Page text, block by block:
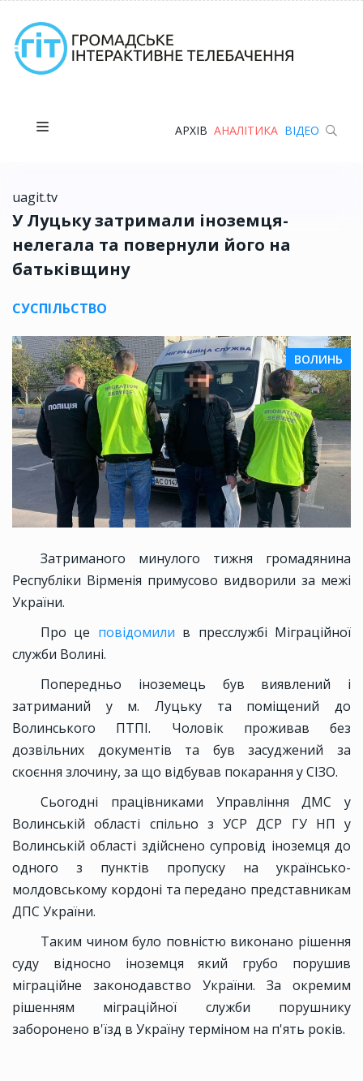
АРХІВ АНАЛІТИКА ВІДЕО
uagit.tv
У Луцьку затримали іноземця-
нелегала та повернули його на
батьківщину
СУСПІЛЬСТВО
ВОЛИНЬ
Затриманого минулого тижня громадянина
Республіки Вірменія примусово видворили за межі
України.
Про це повідомили в пресслужбі Міграційної
служби Волині.
Попередньо іноземець був виявлений і
затриманий у м. Луцьку та поміщений до
Волинського ПТПІ. Чоловік проживав без
дозвільних документів та був засуджений за
скоєння злочину, за що відбував покарання у СІЗО.
Сьогодні працівниками Управління ДМС у
Волинській області спільно з УСР ДСР ГУ НП у
Волинській області здійснено супровід іноземця до
одного з пунктів пропуску на українсько-
молдовському кордоні та передано представникам
ДПС України.
Таким чином було повністю виконано рішення
суду відносно іноземця який грубо порушив
міграційне законодавство України. За окремим
рішенням міграційної служби порушнику
заборонено в'їзд в Україну терміном на п'ять років.